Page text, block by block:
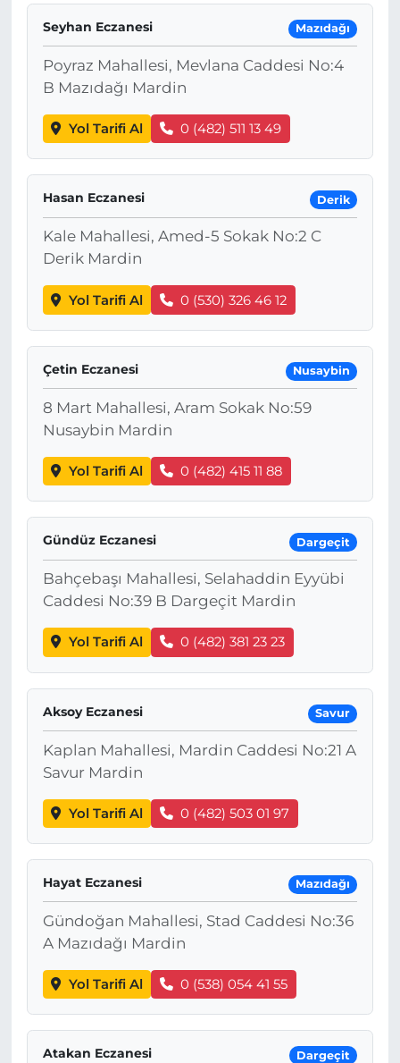
Seyhan Eczanesi Mazıdağı
Poyraz Mahallesi, Mevlana Caddesi No:4
B Mazıdağı Mardin
Yol Tarifi Al 0 (482) 511 13 49
Hasan Eczanesi Derik
Kale Mahallesi, Amed-5 Sokak No:2 C
Derik Mardin
Yol Tarifi Al 0 (530) 326 46 12
Çetin Eczanesi Nusaybin
8 Mart Mahallesi, Aram Sokak No:59
Nusaybin Mardin
Yol Tarifi Al 0 (482) 415 11 88
Gündüz Eczanesi Dargeçit
Bahçebaşı Mahallesi, Selahaddin Eyyübi
Caddesi No:39 B Dargeçit Mardin
Yol Tarifi Al 0 (482) 381 23 23
Aksoy Eczanesi Savur
Kaplan Mahallesi, Mardin Caddesi No:21 A
Savur Mardin
Yol Tarifi Al 0 (482) 503 01 97
Hayat Eczanesi Mazıdağı
Gündoğan Mahallesi, Stad Caddesi No:36
A Mazıdağı Mardin
Yol Tarifi Al 0 (538) 054 41 55
Atakan Eczanesi Dargeçit